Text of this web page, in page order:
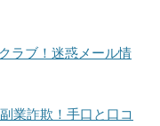
ラブ！迷惑メール情
業詐欺！手口と口コ